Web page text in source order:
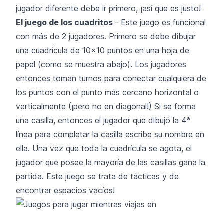
jugador diferente debe ir primero, ¡así que es justo!
El juego de los cuadritos - Este juego es funcional
con más de 2 jugadores. Primero se debe dibujar
una cuadrícula de 10x10 puntos en una hoja de
papel (como se muestra abajo). Los jugadores
entonces toman turnos para conectar cualquiera de
los puntos con el punto más cercano horizontal o
verticalmente (¡pero no en diagonal!) Si se forma
una casilla, entonces el jugador que dibujó la 4ª
línea para completar la casilla escribe su nombre en
ella. Una vez que toda la cuadrícula se agota, el
jugador que posee la mayoría de las casillas gana la
partida. Este juego se trata de tácticas y de
encontrar espacios vacíos!